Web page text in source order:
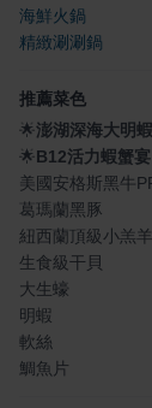
海鮮火鍋
精緻涮涮鍋
推薦菜色
🌟澎湖深海大明
🌟B12活力蝦蟹宴
美國安格斯黑牛
葛瑪蘭黑豚
紐西蘭頂級小羔羊
生食級干貝
大生蠔
明蝦
軟絲
鯛魚片